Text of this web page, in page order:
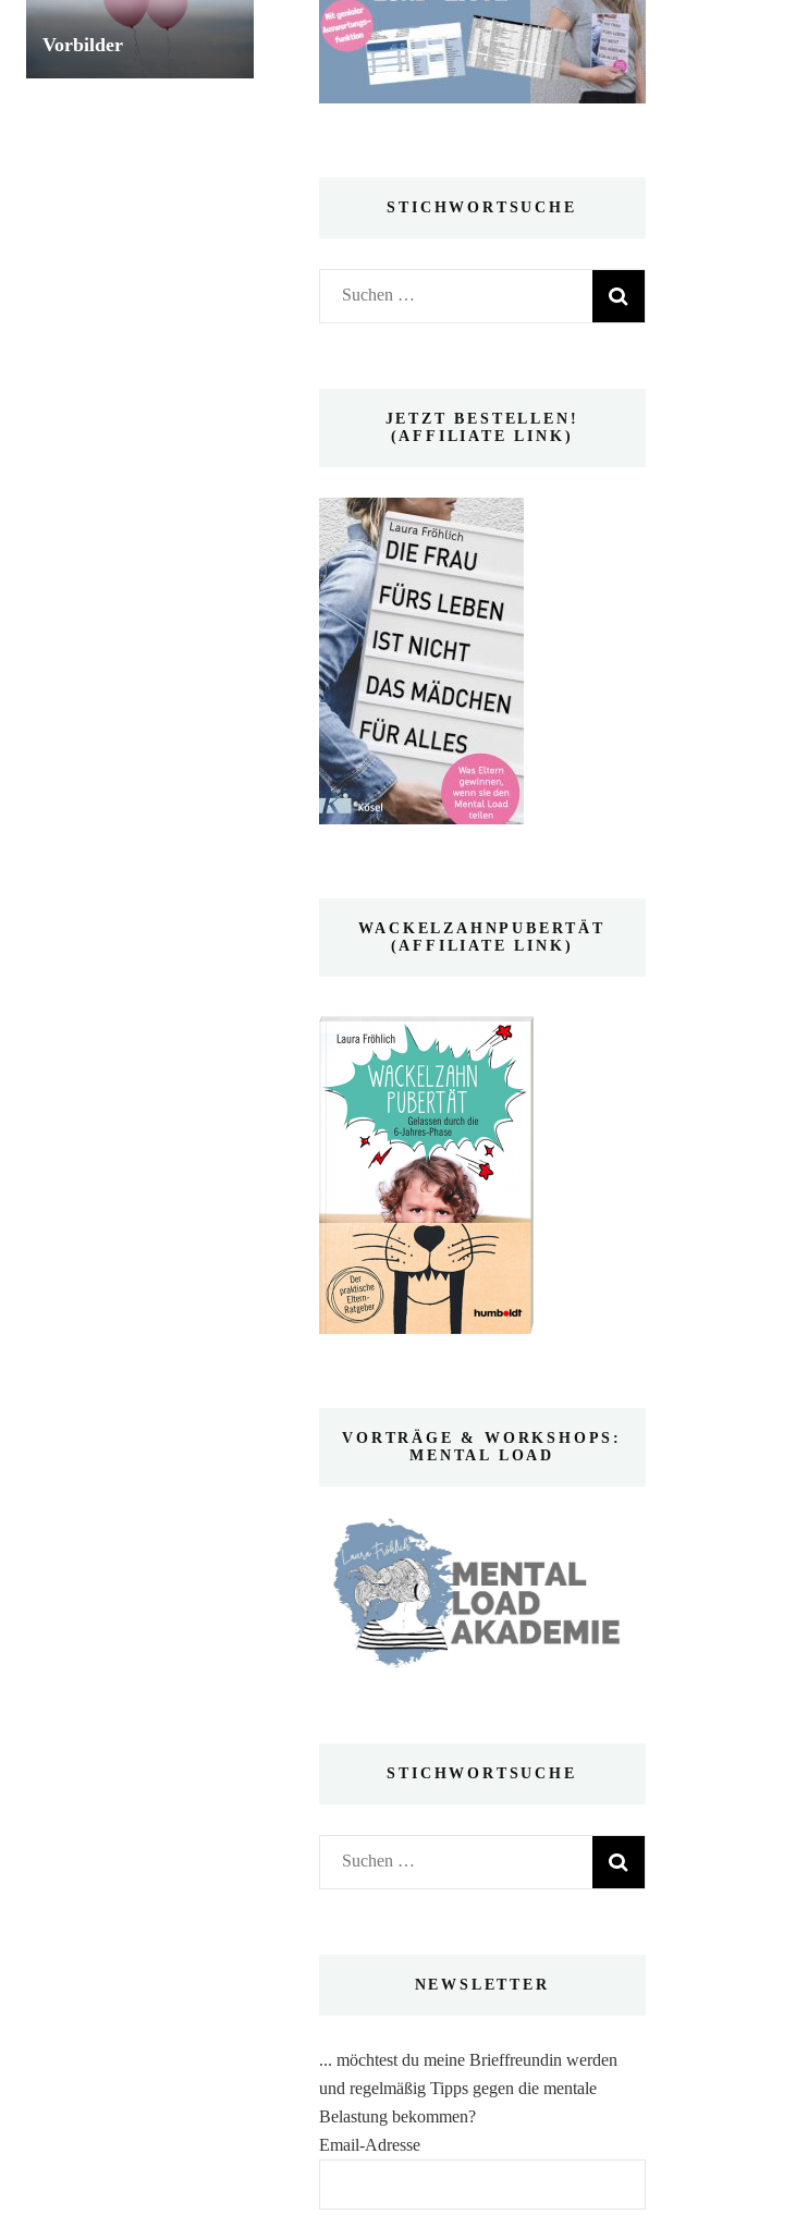
Vorbilder
STICHWORTSUCHE
Suchen
nach:
JETZT BESTELLEN!
(AFFILIATE LINK)
WACKELZAHNPUBERTÄT
(AFFILIATE LINK)
VORTRÄGE & WORKSHOPS:
MENTAL LOAD
STICHWORTSUCHE
Suchen
nach:
NEWSLETTER
... möchtest du meine Brieffreundin werden
und regelmäßig Tipps gegen die mentale
Belastung bekommen?
Email-Adresse